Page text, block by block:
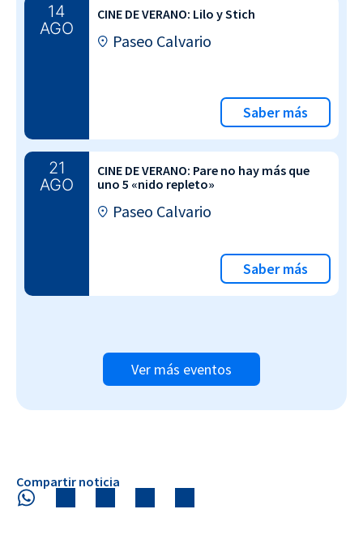
14
AGO
CINE DE VERANO: Lilo y Stich
Paseo Calvario
Saber más
21
AGO
CINE DE VERANO: Pare no hay más que
uno 5 «nido repleto»
Paseo Calvario
Saber más
Ver más eventos
Compartir noticia